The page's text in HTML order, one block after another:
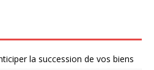
la succession de vos biens